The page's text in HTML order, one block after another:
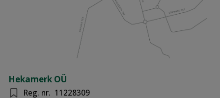
Hekamerk OÜ
Reg. nr. 11228309